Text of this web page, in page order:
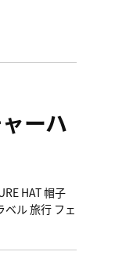
ーハ
HAT 帽子
ベル 旅行 フェ